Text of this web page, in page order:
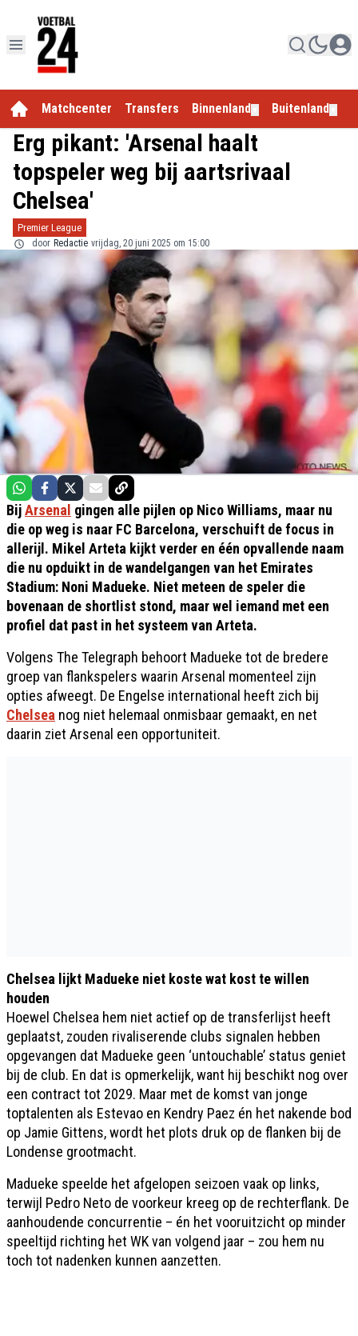
Matchcenter Transfers Binnenland Buitenland
Erg pikant: 'Arsenal haalt
topspeler weg bij aartsrivaal
Chelsea'
Premier League
door Redactie vrijdag, 20 juni 2025 om 15:00
BijArsenal gingen alle pijlen op Nico Williams, maar nu
die op weg is naar FC Barcelona, verschuift de focus in
allerijl. Mikel Arteta kijkt verder en één opvallende naam
die nu opduikt in de wandelgangen van het Emirates
Stadium: Noni Madueke. Niet meteen de speler die
bovenaan de shortlist stond, maar wel iemand met een
profiel dat past in het systeem van Arteta.
Volgens The Telegraph behoort Madueke tot de bredere
groep van flankspelers waarin Arsenal momenteel zijn
opties afweegt. De Engelse international heeft zich bij
Chelsea nog niet helemaal onmisbaar gemaakt, en net
daarin ziet Arsenal een opportuniteit.
Chelsea lijkt Madueke niet koste wat kost te willen
houden
Hoewel Chelsea hem niet actief op de transferlijst heeft
geplaatst, zouden rivaliserende clubs signalen hebben
opgevangen dat Madueke geen ‘untouchable’ status geniet
bij de club. En dat is opmerkelijk, want hij beschikt nog over
een contract tot 2029. Maar met de komst van jonge
toptalenten als Estevao en Kendry Paez én het nakende bod
op Jamie Gittens, wordt het plots druk op de flanken bij de
Londense grootmacht.
Madueke speelde het afgelopen seizoen vaak op links,
terwijl Pedro Neto de voorkeur kreeg op de rechterflank. De
aanhoudende concurrentie – én het vooruitzicht op minder
speeltijd richting het WK van volgend jaar – zou hem nu
toch tot nadenken kunnen aanzetten.